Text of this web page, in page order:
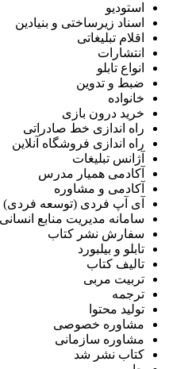
استودیو
اسناد زیرساختی و بنیادین
اقلام تبلیغاتی
انتشارات
انواع تابلو
ضبط و تدوین
خانواده
خرید درون بازی
راه اندازی خط صادراتی
راه اندازی فروشگاه آنلاین
آژانس تبلیغات
آکادمی همیار مدرس
آکادمی و مشاوره
آی آپ فردی (توسعه فردی)
سامانه مدیریت منابع انسانی
سفارش نشر کتاب
تابلو و بیلبورد
تالیف کتاب
تربیت مربی
ترجمه
تولید محتوا
مشاوره خصوصی
مشاوره سازمانی
کتاب نشر شد